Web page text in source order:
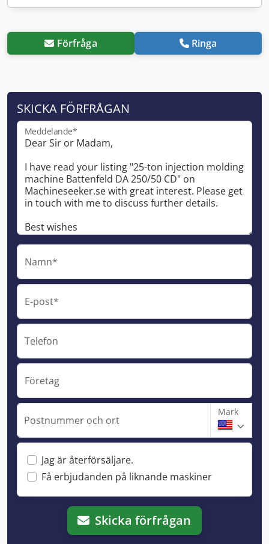
Förfråga Ringa
SKICKA FÖRFRÅGAN
Meddelande*
Namn*
E-post*
Telefon
Företag
Postnummer och ort
Mark
Jag är återförsäljare.
Få erbjudanden på liknande maskiner
Skicka förfrågan